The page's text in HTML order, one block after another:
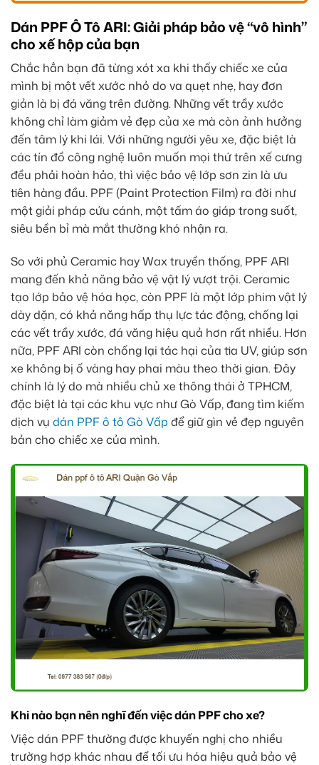
Dán PPF Ô Tô ARI: Giải pháp bảo vệ “vô hình”
cho xế hộp của bạn
Chắc hẳn bạn đã từng xót xa khi thấy chiếc xe của
mình bị một vết xước nhỏ do va quẹt nhẹ, hay đơn
giản là bị đá văng trên đường. Những vết trầy xước
không chỉ làm giảm vẻ đẹp của xe mà còn ảnh hưởng
đến tâm lý khi lái. Với những người yêu xe, đặc biệt là
các tín đồ công nghệ luôn muốn mọi thứ trên xế cưng
đều phải hoàn hảo, thì việc bảo vệ lớp sơn zin là ưu
tiên hàng đầu. PPF (Paint Protection Film) ra đời như
một giải pháp cứu cánh, một tấm áo giáp trong suốt,
siêu bền bỉ mà mắt thường khó nhận ra.
So với phủ Ceramic hay Wax truyền thống, PPF ARI
mang đến khả năng bảo vệ vật lý vượt trội. Ceramic
tạo lớp bảo vệ hóa học, còn PPF là một lớp phim vật lý
dày dặn, có khả năng hấp thụ lực tác động, chống lại
các vết trầy xước, đá văng hiệu quả hơn rất nhiều. Hơn
nữa, PPF ARI còn chống lại tác hại của tia UV, giúp sơn
xe không bị ố vàng hay phai màu theo thời gian. Đây
chính là lý do mà nhiều chủ xe thông thái ở TPHCM,
đặc biệt là tại các khu vực như Gò Vấp, đang tìm kiếm
dịch vụ dán PPF ô tô Gò Vấp để giữ gìn vẻ đẹp nguyên
bản cho chiếc xe của mình.
Khi nào bạn nên nghĩ đến việc dán PPF cho xe?
Việc dán PPF thường được khuyến nghị cho nhiều
trường hợp khác nhau để tối ưu hóa hiệu quả bảo vệ